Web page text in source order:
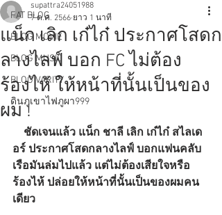
FAT BLOG
BLOG MOVIE
BLOG MUSIC
BLOG VARITY
ดินภูเขาไฟภูผา999
แน็ก เลิก เก๋ไก๋ ประกาศโสดก
ลางไลฟ์ บอก FC ไม่ต้อง
ร้องไห้ ให้หน้าที่นั้นเป็นของ
ผม !
supattra24051988
7 ต.ค. 2566 ยาว 1 นาที
อร์ ประกาศโสดกลางไลฟ์ บอกแฟนคลับ
เรือมันล่มไปแล้ว แต่ไม่ต้องเสียใจหรือ
ร้องไห้ ปล่อยให้หน้าที่นั้นเป็นของผมคน
เดียว